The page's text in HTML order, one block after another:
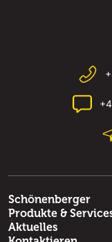
Schönenberger
Produkte &
Aktuelles